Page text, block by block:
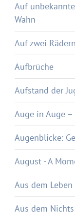
Auf
Wahn
Auf zwei Rädern
Aufbrüche
Aufstand der
Auge in Auge
Augenblicke:
August - A
Aus dem
Aus dem Nichts